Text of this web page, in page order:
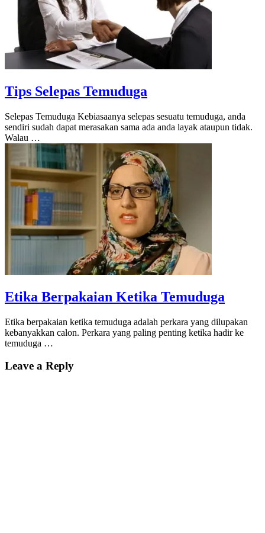
Tips Selepas Temuduga
Selepas Temuduga Kebiasaanya selepas sesuatu temuduga, anda
sendiri sudah dapat merasakan sama ada anda layak ataupun tidak.
Walau …
Etika Berpakaian Ketika Temuduga
Etika berpakaian ketika temuduga adalah perkara yang dilupakan
kebanyakkan calon. Perkara yang paling penting ketika hadir ke
temuduga …
Leave a Reply